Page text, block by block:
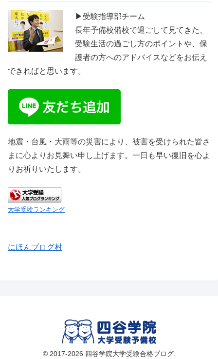
▶受験指導部チーム
長年予備校備校で過ごして見てきた、
受験生活の過ごし方のポイントや、保
護者の方へのアドバイスなどをお伝え
できればと思います。
地震・台風・大雨等の災害により、被害を受けられた皆さ
まに心よりお見舞い申し上げます。一日も早い復旧を心よ
りお祈りいたします。
大学受験ランキング
にほんブログ村
© 2017-2026 四谷学院大学受験合格ブログ.